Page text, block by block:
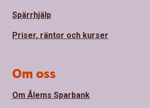
Spärrhjälp
Priser, räntor och kurser
Om oss
Om Ålems Sparbank